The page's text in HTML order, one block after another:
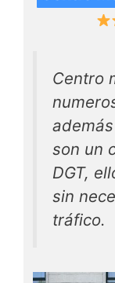
Centro
son un
DGT,
sin
tráfico.